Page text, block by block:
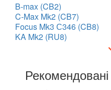
LAND ROVER
LEXUS
MASERATI
B-max (CB2)
C-Max Mk2 (CB7)
Focus Mk3 С346 (CB8)
KA Mk2 (RU8)